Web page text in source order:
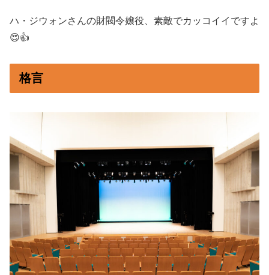
ハ・ジウォンさんの財閥令嬢役、素敵でカッコイイですよ
😍👍
格言